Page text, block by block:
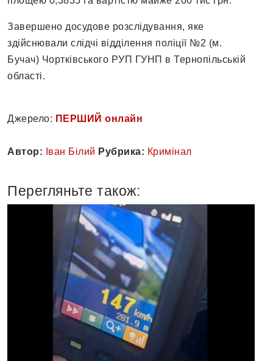
Завершено досудове розслідування, яке
здійснювали слідчі відділення поліції №2 (м.
Бучач) Чортківського РУП ГУНП в Тернопільській
області.
Джерело: ПЕРШИЙ онлайн
Автор: Іван Білий Рубрика: Кримінал
Перегляньте також: